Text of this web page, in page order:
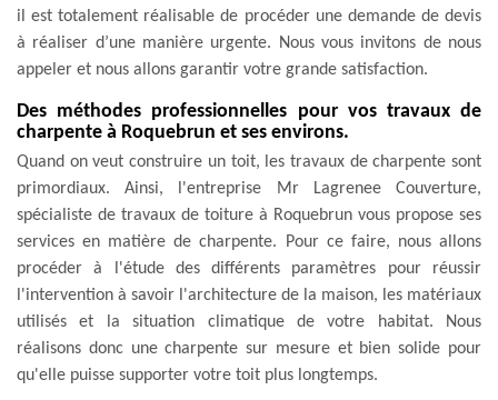
il est totalement réalisable de procéder une demande de devis
à réaliser d’une manière urgente. Nous vous invitons de nous
appeler et nous allons garantir votre grande satisfaction.
Des méthodes professionnelles pour vos travaux de
charpente à Roquebrun et ses environs.
Quand on veut construire un toit, les travaux de charpente sont
primordiaux. Ainsi, l'entreprise Mr Lagrenee Couverture,
spécialiste de travaux de toiture à Roquebrun vous propose ses
services en matière de charpente. Pour ce faire, nous allons
procéder à l'étude des différents paramètres pour réussir
l'intervention à savoir l'architecture de la maison, les matériaux
utilisés et la situation climatique de votre habitat. Nous
réalisons donc une charpente sur mesure et bien solide pour
qu'elle puisse supporter votre toit plus longtemps.